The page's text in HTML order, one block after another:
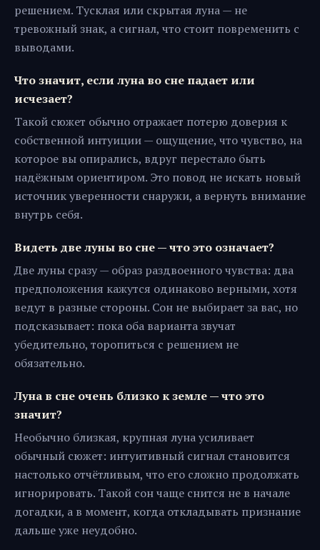
решением. Тусклая или скрытая луна — не
тревожный знак, а сигнал, что стоит повременить с
выводами.
Что значит, если луна во сне падает или
исчезает?
Такой сюжет обычно отражает потерю доверия к
собственной интуиции — ощущение, что чувство, на
которое вы опирались, вдруг перестало быть
надёжным ориентиром. Это повод не искать новый
источник уверенности снаружи, а вернуть внимание
внутрь себя.
Видеть две луны во сне — что это означает?
Две луны сразу — образ раздвоенного чувства: два
предположения кажутся одинаково верными, хотя
ведут в разные стороны. Сон не выбирает за вас, но
подсказывает: пока оба варианта звучат
убедительно, торопиться с решением не
обязательно.
Луна в сне очень близко к земле — что это
значит?
Необычно близкая, крупная луна усиливает
обычный сюжет: интуитивный сигнал становится
настолько отчётливым, что его сложно продолжать
игнорировать. Такой сон чаще снится не в начале
догадки, а в момент, когда откладывать признание
дальше уже неудобно.